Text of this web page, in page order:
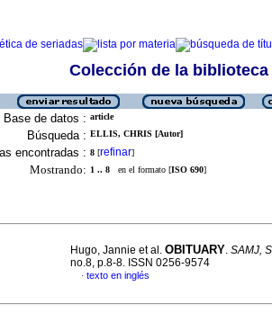
Colección de la biblioteca
Base de datos : article
Búsqueda : ELLIS, CHRIS [Autor]
encontradas : 8 [refinar]
Mostrando: 1 .. 8 en el formato [ISO 690]
Hugo, Jannie et al. OBITUARY. SAMJ,
no.8, p.8-8. ISSN 0256-9574
· texto en inglés